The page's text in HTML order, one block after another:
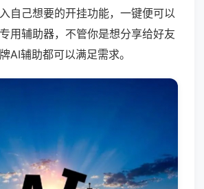
自己想要的开挂功能，一键便可以
用辅助器，不管你是想分享给好友
AI辅助都可以满足需求。